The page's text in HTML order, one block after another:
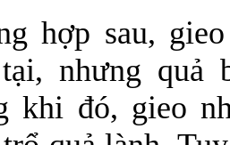
hợp sau,
nhưng quả
khi đó, gieo